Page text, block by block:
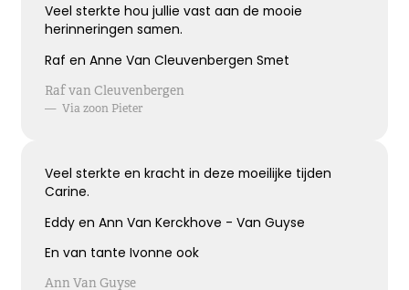
Veel sterkte hou jullie vast aan de mooie
herinneringen samen.
Raf en Anne Van Cleuvenbergen Smet
Raf van Cleuvenbergen
— Via zoon Pieter
Veel sterkte en kracht in deze moeilijke tijden
Carine.
Eddy en Ann Van Kerckhove - Van Guyse
En van tante Ivonne ook
Ann Van Guyse